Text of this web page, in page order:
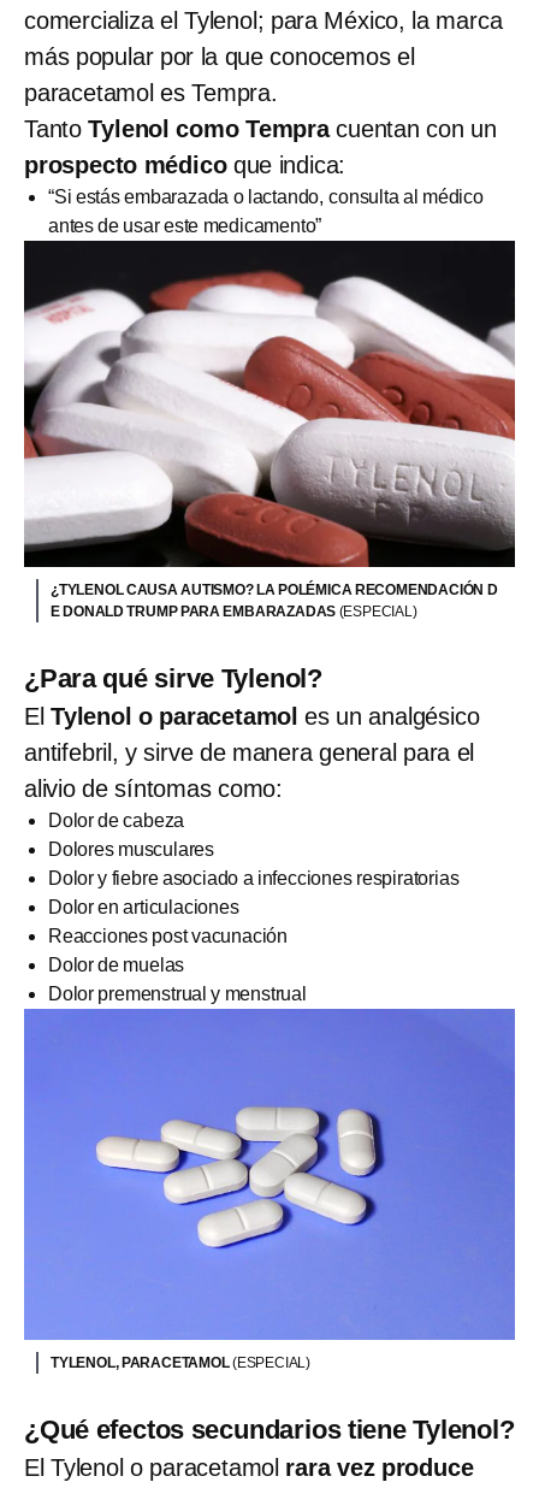
comercializa el Tylenol; para México, la marca
más popular por la que conocemos el
paracetamol es Tempra.
TantoTylenol como Tempracuentan con un
prospecto médicoque indica:
“Si estás embarazada o lactando, consulta al médico
antes de usar este medicamento”
¿TYLENOL CAUSA AUTISMO? LA POLÉMICA RECOMENDACIÓN D
E DONALD TRUMP PARA EMBARAZADAS (ESPECIAL)
¿Para qué sirve Tylenol?
El Tylenol o paracetamol es un analgésico
antifebril, y sirve de manera general para el
alivio de síntomas como:
Dolor de cabeza
Dolores musculares
Dolor y fiebre asociado a infecciones respiratorias
Dolor en articulaciones
Reacciones post vacunación
Dolor de muelas
Dolor premenstrual y menstrual
TYLENOL, PARACETAMOL(ESPECIAL)
¿Qué efectos secundarios tiene Tylenol?
El Tylenol o paracetamol rara vez produce